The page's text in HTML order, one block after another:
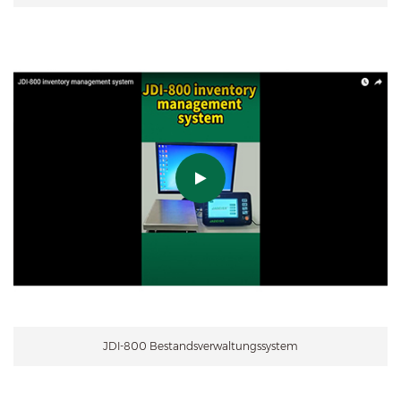
JDI-800 Bestandsverwaltungssystem